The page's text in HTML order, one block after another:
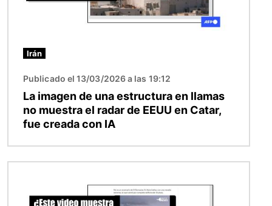
Irán
Publicado el 13/03/2026 a las 19:12
La imagen de una estructura en llamas
no muestra el radar de EEUU en Catar,
fue creada con IA